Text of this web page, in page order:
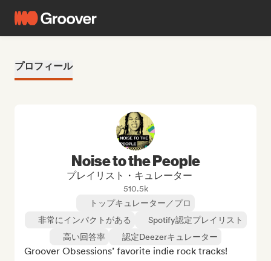
プロフィール
Noise to the People
プレイリスト・キュレーター
510.5k
トップキュレーター／プロ
非常にインパクトがある
Spotify認定プレイリスト
高い回答率
認定Deezerキュレーター
Groover Obsessions’ favorite indie rock tracks!